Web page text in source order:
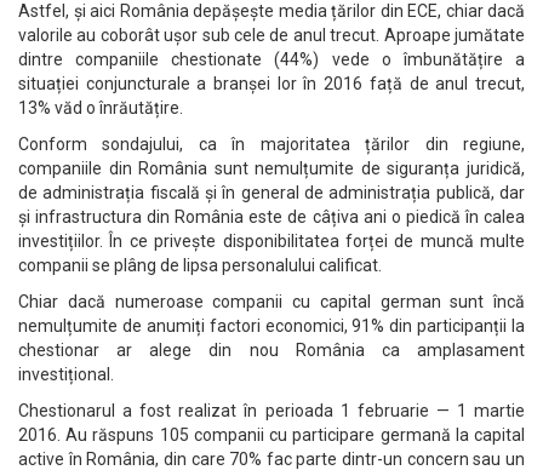
Astfel, și aici România depășește media țărilor din ECE, chiar dacă
valorile au coborât ușor sub cele de anul trecut. Aproape jumătate
dintre companiile chestionate (44%) vede o îmbunătățire a
situației conjuncturale a branșei lor în 2016 față de anul trecut,
13% văd o înrăutățire.
Conform sondajului, ca în majoritatea țărilor din regiune,
companiile din România sunt nemulțumite de siguranța juridică,
de administrația fiscală și în general de administrația publică, dar
și infrastructura din România este de câțiva ani o piedică în calea
investițiilor. În ce privește disponibilitatea forței de muncă multe
companii se plâng de lipsa personalului calificat.
Chiar dacă numeroase companii cu capital german sunt încă
nemulțumite de anumiți factori economici, 91% din participanții la
chestionar ar alege din nou România ca amplasament
investițional.
Chestionarul a fost realizat în perioada 1 februarie — 1 martie
2016. Au răspuns 105 companii cu participare germană la capital
active în România, din care 70% fac parte dintr-un concern sau un